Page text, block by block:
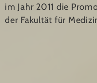
im Jahr 2011 die
der Fakultät für